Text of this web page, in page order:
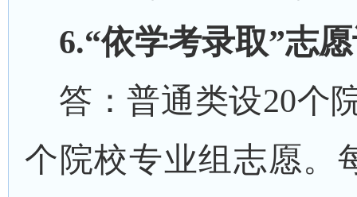
6.“依学考录取”志
答：普通类设20个
个院校专业组志愿。